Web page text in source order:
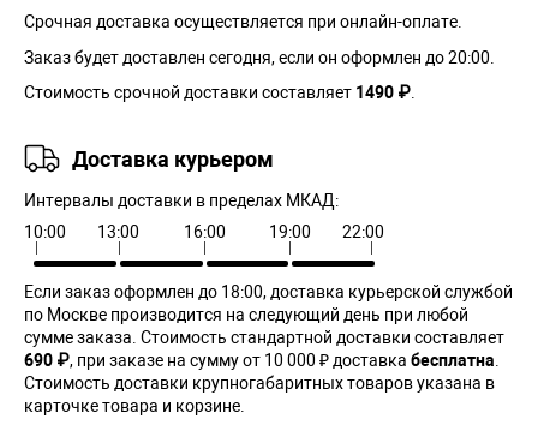
Срочная доставка осуществляется при онлайн-оплате.
Заказ будет доставлен сегодня, если он оформлен до 20:00.
Стоимость срочной доставки составляет 1490 ₽.
Доставка курьером
Интервалы доставки в пределах МКАД:
10:00
13:00 16:00 19:00 22:00
Если заказ оформлен до 18:00, доставка курьерской службой
по Москве производится на следующий день при любой
сумме заказа. Cтоимость стандартной доставки составляет
690 ₽, при заказе на сумму от 10 000 ₽ доставка бесплатна.
Стоимость доставки крупногабаритных товаров указана в
карточке товара и корзине.